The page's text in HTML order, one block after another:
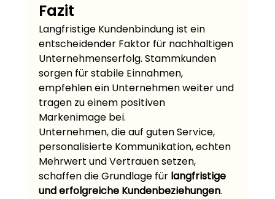
Fazit
Langfristige Kundenbindung ist ein
entscheidender Faktor für nachhaltigen
Unternehmenserfolg. Stammkunden
sorgen für stabile Einnahmen,
empfehlen ein Unternehmen weiter und
tragen zu einem positiven
Markenimage bei.
Unternehmen, die auf guten Service,
personalisierte Kommunikation, echten
Mehrwert und Vertrauen setzen,
schaffen die Grundlage für langfristige
und erfolgreiche Kundenbeziehungen.